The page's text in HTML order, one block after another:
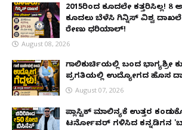
2015ರಿಂದ ಕೂದಲೇ ಕತ್ತರಿಸಿಲ್ಲ!
ಕೂದಲು ಬೆಳೆಸಿ ಗಿನ್ನಿಸ್ ವಿಶ್ವ
ರೇಣು ಧರಿಯಾಲ್!
August 08, 2026
ಗಾಲಿಕುರ್ಚಿಯಲ್ಲಿ ಬಂದ ಭಾಗ್ಯಶ್ರೀ
ಪ್ರಗತಿಯಲ್ಲಿ ಉದ್ಯೋಗದ ಹೊಸ
August 07, 2026
ಪ್ಲಾಸ್ಟಿಕ್ ಮಾಲಿನ್ಯಕ್ಕೆ ಉತ್ತರ
ಟರ್ನೋವರ್ ಗಳಿಸಿದ ಕನ್ನಡಿಗನ